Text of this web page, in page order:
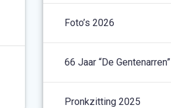
Foto’s 2026
66 Jaar “De Gentenarren”
Pronkzitting 2025